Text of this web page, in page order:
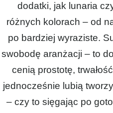
dodatki, jak lunaria
różnych kolorach – od
po bardziej wyraziste.
swobodę aranżacji – to
cenią prostotę,
jednocześnie lubią
– czy to sięgając po